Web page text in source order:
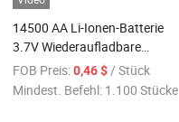
14500 AA Li-Ionen-Batterie
3.7V Wiederaufladbare
Lithium-Ionen-Batterie AA-
Batterie
FOB Preis:0,46 $ / Stück
Mindest. Befehl: 1.100 Stücke